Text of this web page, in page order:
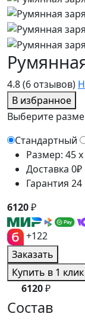
4.8(6 отзывов)
В избранное
Выберите
Стандартный
Размер: 45
Доставка
Гарантия
6120₽
+122
Заказать
Купить в 1 клик
6120₽
Состав